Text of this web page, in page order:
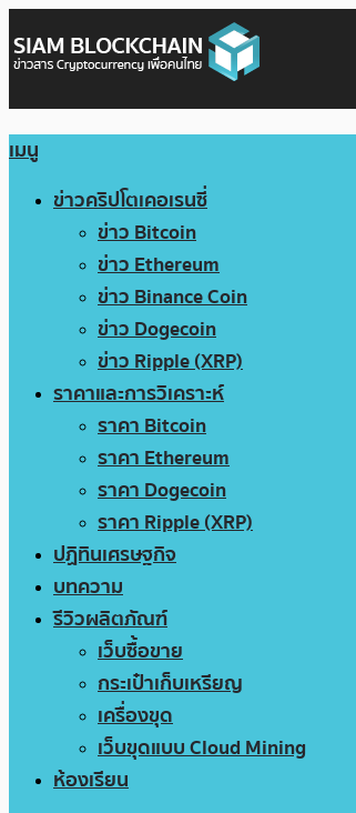
เมนู
ข่าวคริปโตเคอเรนซี่
ข่าว Bitcoin
ข่าว Ethereum
ข่าว Binance Coin
ข่าว Dogecoin
ข่าว Ripple (XRP)
ราคาและการวิเคราะห์
ราคา Bitcoin
ราคา Ethereum
ราคา Dogecoin
ราคา Ripple (XRP)
ปฏิทินเศรษฐกิจ
บทความ
รีวิวผลิตภัณฑ์
เว็บซื้อขาย
กระเป๋าเก็บเหรียญ
เครื่องขุด
เว็บขุดแบบ Cloud Mining
ห้องเรียน